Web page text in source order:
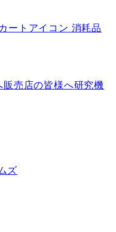
消耗品
販売店の皆様へ研究機
ズ